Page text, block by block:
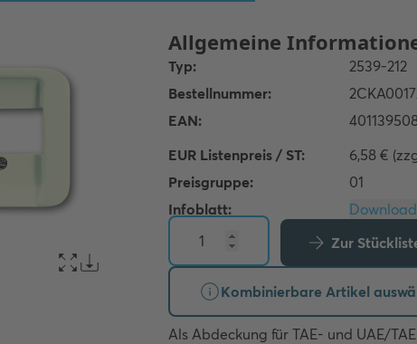
EUR Listenpreis / ST:
6,58 €
Preisgruppe:
01
Infoblatt:
Zur
Kombinierbare Artikel
Als Abdeckung für TAE- und UAE/